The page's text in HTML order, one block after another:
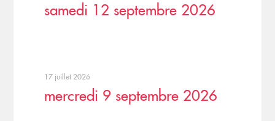
samedi 12 septembre 2026
17 juillet 2026
mercredi 9 septembre 2026